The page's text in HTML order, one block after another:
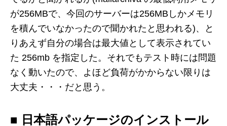
が256MBで、今回のサーバーは256MBしかメモリ
を積んでいなかったので聞かれたと思われる)、と
りあえず自分の場合は最大値として表示されてい
た 256mb を指定した。それでもテスト時には問題
なく動いたので、よほど負荷がかからない限りは
大丈夫・・・だと思う。
■ 日本語パッケージのインストール